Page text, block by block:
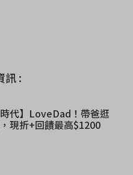
訊 :
時代】LoveDad！帶爸逛
現折+回饋最高$1200